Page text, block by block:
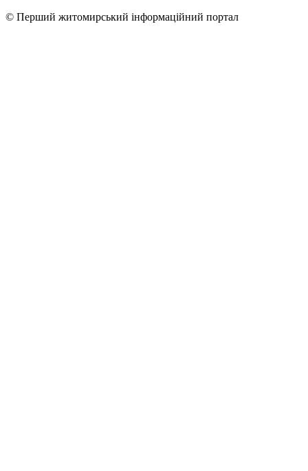
© Перший житомирський інформаційний портал